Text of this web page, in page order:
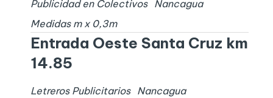
Publicidad en Colectivos
Nancagua
Medidas m x 0,3m
Entrada Oeste Santa Cruz km
14.85
Letreros Publicitarios
Nancagua